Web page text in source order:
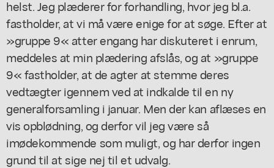
helst. Jeg plæderer for forhandling, hvor jeg bl.a.
fastholder, at vi må være enige for at søge. Efter at
»gruppe 9« atter engang har diskuteret i enrum,
meddeles at min plædering afslås, og at »gruppe
9« fastholder, at de agter at stemme deres
vedtægter igennem ved at indkalde til en ny
generalforsamling i januar. Men der kan aflæses en
vis opblødning, og derfor vil jeg være så
imødekommende som muligt, og har derfor ingen
grund til at sige nej til et udvalg.